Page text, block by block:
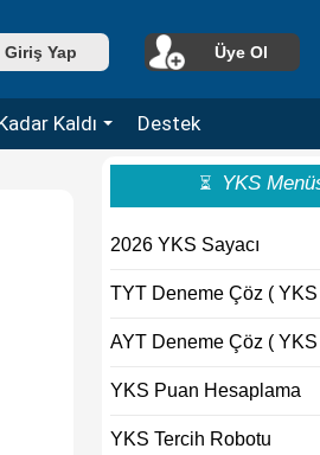
Giriş Yap Üye Ol
Kaldı Destek
⏳ YKS
2026 YKS Sayacı
TYT Deneme Çöz (
AYT Deneme Çöz (
YKS Puan Hesaplama
YKS Tercih Robotu